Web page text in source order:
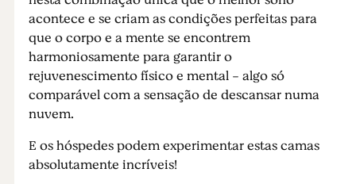
acontece e se criam as condições perfeitas para
que o corpo e a mente se encontrem
harmoniosamente para garantir o
rejuvenescimento físico e mental - algo só
comparável com a sensação de descansar numa
nuvem.
E os hóspedes podem experimentar estas camas
absolutamente incríveis!